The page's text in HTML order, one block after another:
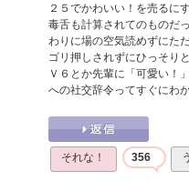
２５でかわいい！を売るに
毒舌も計算されてのものだ
わりに場の空気読めずにた
ゴリ押しされずにひっそり
Ｖ６とか先輩に「可愛い！
への社交辞令ってすぐにわか
それな！ 356